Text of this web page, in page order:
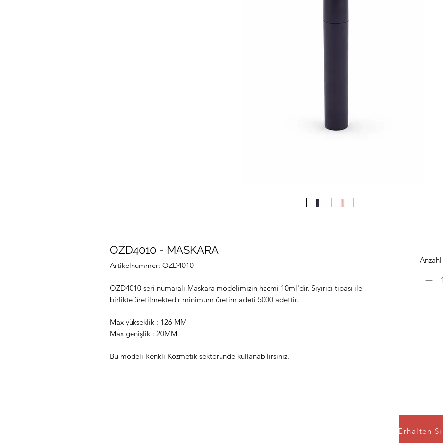
OZD4010 - MASKARA
Artikelnummer: OZD4010
OZD4010 seri numaralı Maskara modelimizin hacmi 10ml'dir. Sıyırıcı tıpası ile
birlikte üretilmektedir minimum üretim adeti 5000 adettir.
Max yükseklik : 126 MM
Max genişlik : 20MM
Bu modeli Renkli Kozmetik sektöründe kullanabilirsiniz.
Anzahl